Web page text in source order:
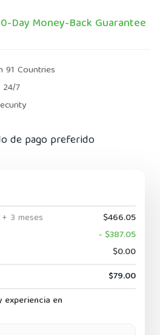
Day Money-Back Guarantee
91 Countries
7
de pago preferido
+ 3 meses
$466.05
- $387.05
$0.00
$79.00
en